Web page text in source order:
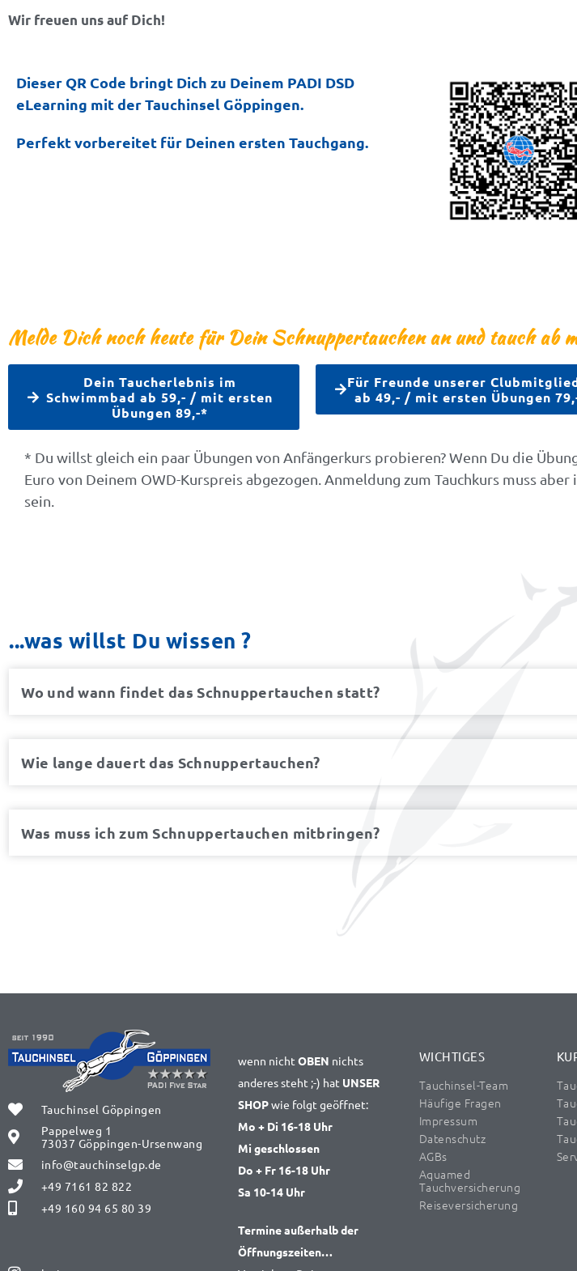
Wir freuen uns auf Dich!
Dieser QR Code bringt Dich zu Deinem PADI DSD
eLearning mit der Tauchinsel Göppingen.
Perfekt vorbereitet für Deinen ersten Tauchgang.
Melde Dich noch heute für Dein Schnuppertauchen an und tauch ab
Dein Taucherlebnis im
Schwimmbad ab 59,- / mit ersten
Übungen 89,-*
Für Freunde unserer
ab 49,- / mit ersten Übungen
* Du willst gleich ein paar Übungen von Anfängerkurs probieren? Wenn Du die
Euro von Deinem OWD-Kurspreis abgezogen. Anmeldung zum Tauchkurs muss
sein.
...was willst Du wissen ?
Wo und wann findet das Schnuppertauchen statt?
Wie lange dauert das Schnuppertauchen?
Was muss ich zum Schnuppertauchen mitbringen?
Tauchinsel Göppingen
Pappelweg 1
73037 Göppingen-Ursenwang
info@tauchinselgp.de
+49 7161 82 822
+49 160 94 65 80 39
wenn nicht OBEN nichts
anderes steht ;-) hat UNSER
SHOPwie folgt geöffnet:
Mo + Di 16-18 Uhr
Mi geschlossen
Do + Fr 16-18 Uhr
Sa 10-14 Uhr
Termine außerhalb der
Öffnungszeiten…
WICHTIGES
Tauchinsel-Team
Häufige Fragen
Impressum
Datenschutz
AGBs
Aquamed
Tauchversicherung
Reiseversicherung